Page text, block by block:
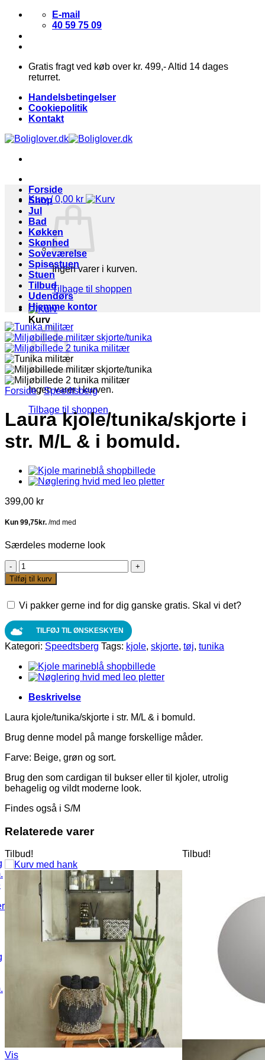
Fortsæt
indhold
E-mail
40 59 75 09
Gratis fragt ved køb over kr. 499,- Altid 14 dages
returret.
Handelsbetingelser
Cookiepolitik
Kontakt
Kurv /0,00 kr
Ingen varer i kurven.
Tilbage til shoppen
Kurv
Ingen varer i kurven.
Tilbage til shoppen
Forside
Shop
Jul
Bad
Køkken
Skønhed
Soveværelse
Spisestuen
Stuen
Tilbud
Udendørs
Hjemme kontor
Forside / Speedtsberg
Laura kjole/tunika/skjorte i
str. M/L & i bomuld.
399,00 kr
Særdeles moderne look
Laura
kjole/tunika/skjorte
i
M/L
i
bomuld.
antal
Tilføj til kurv
Vi pakker gerne ind for dig ganske gratis. Skal vi det?
TILFØJ TIL ØNSKESKYEN
Kategori: Speedtsberg Tags: kjole, skjorte, tøj, tunika
Beskrivelse
Laura kjole/tunika/skjorte i str. M/L & i bomuld.
Brug denne model på mange forskellige måder.
Farve: Beige, grøn og sort.
Brug den som cardigan til bukser eller til kjoler, utrolig
behagelig og vildt moderne look.
Findes også i S/M
Relaterede varer
Tilbud!
Vis
Tilbud!